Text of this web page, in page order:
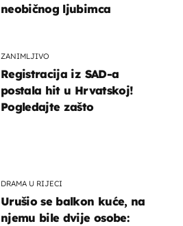
DRAMA U RIJECI
Urušio se balkon kuće, na
njemu bile dvije osobe:
neobičnog ljubimca
ZANIMLJIVO
Registracija iz SAD-a
postala hit u Hrvatskoj!
Pogledajte zašto